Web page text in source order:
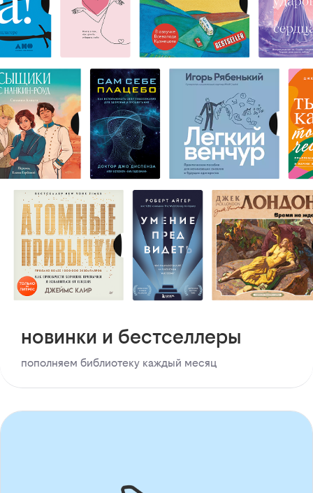
новинки и бестселлеры
пополняем библиотеку каждый месяц